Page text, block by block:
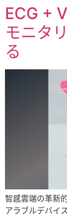
ECG +
モニタ
る
智感雲端の革新
アラブルデバイ